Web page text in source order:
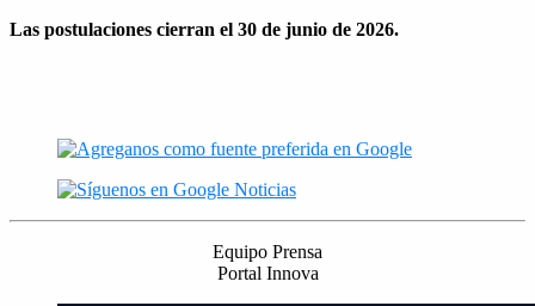
Las postulaciones cierran el 30 de junio de 2026.
Equipo Prensa
Portal Innova